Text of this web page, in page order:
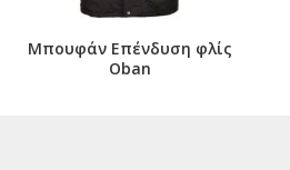
Μπουφάν Επένδυση φλίς
Oban